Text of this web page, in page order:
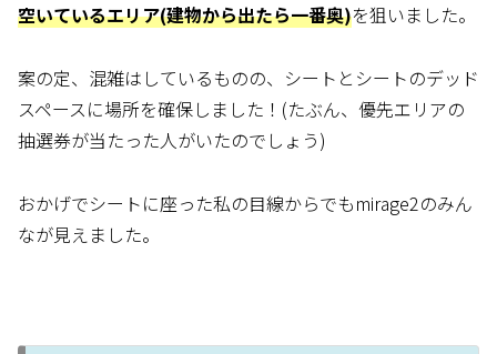
空いているエリア(建物から出たら一番奥)を狙いました。
案の定、混雑はしているものの、シートとシートのデッド
スペースに場所を確保しました！(たぶん、優先エリアの
抽選券が当たった人がいたのでしょう)
おかげでシートに座った私の目線からでもmirage2のみん
なが見えました。